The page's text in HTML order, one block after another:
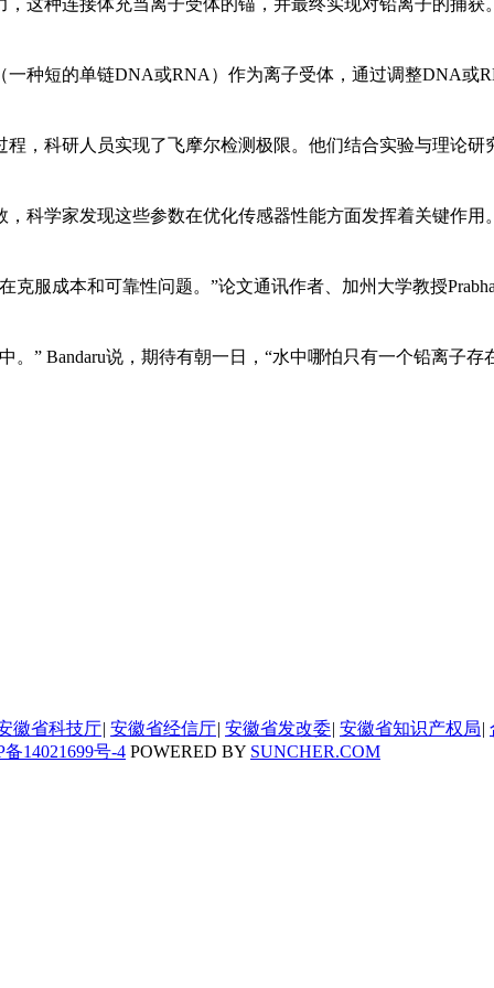
这种连接体充当离子受体的锚，并最终实现对铅离子的捕
种短的单链DNA或RNA）作为离子受体，通过调整DNA或
，科研人员实现了飞摩尔检测极限。他们结合实验与理论
科学家发现这些参数在优化传感器性能方面发挥着关键作
服成本和可靠性问题。”论文通讯作者、加州大学教授
” Bandaru说，期待有朝一日，“水中哪怕只有一个铅离子存
徽省科技厅| 安徽省经信厅| 安徽省发改委| 安徽省知识产权局|
备14021699号-4 POWERED BY SUNCHER.COM